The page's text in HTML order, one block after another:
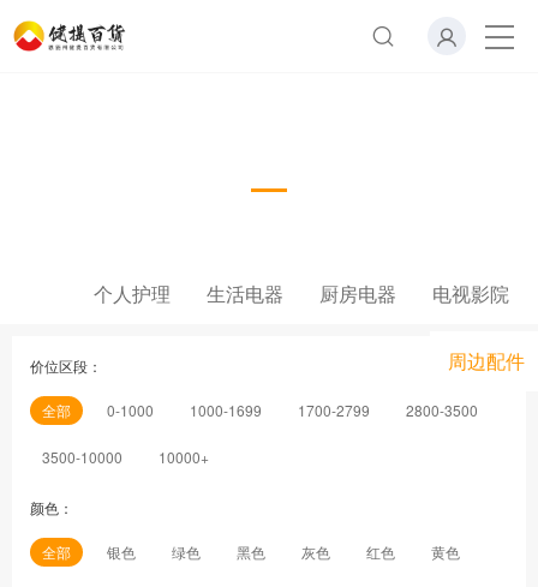
个人护理 生活电器 厨房电器 电视影院
周边配件
价位区段：
全部 0-1000 1000-1699 1700-2799 2800-3500
3500-10000 10000+
颜色：
全部 银色 绿色 黑色 灰色 红色 黄色